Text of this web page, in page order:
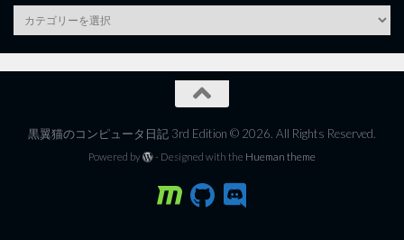
category
黒翼猫のコンピュータ日記 3rd Edition © 2026. All Rights Reserved.
Powered by - Designed with the Hueman theme